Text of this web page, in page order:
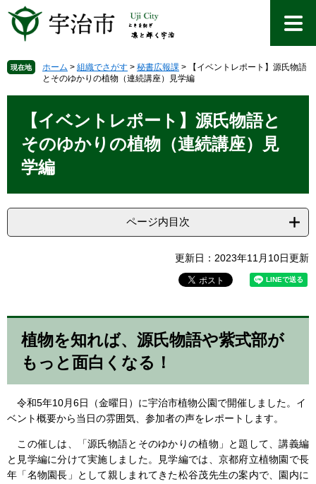
先
で
を
ば
現在地 ホーム > 組織でさがす > 秘書広報課 >
【イベントレポート】源氏物語
とそのゆかりの植物（連続講座）見学編
【イベントレポート】源氏物語と
そのゆかりの植物（連続講座）見
学編
ページ内目次
更新日：2023年11月10日更新
植物を知れば、源氏物語や紫式部が
もっと面白くなる！
​ 令和5年10月6日（金曜日）に宇治市植物公園で開催しました。イ
ベント概要から当日の雰囲気、参加者の声をレポートします。
この催しは、「源氏物語とそのゆかりの植物」と題して、講義編
と見学編に分けて実施しました。見学編では、京都府立植物園で長
年「名物園長」として親しまれてきた松谷茂先生の案内で、園内に